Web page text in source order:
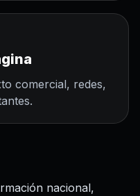
comercial, redes,
nacional,